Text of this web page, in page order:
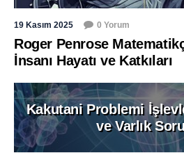
19 Kasım 2025 0 Yorum
Roger Penrose
İnsanı Hayatı ve Katkıları
Kakutani Problemi
ve Varlık